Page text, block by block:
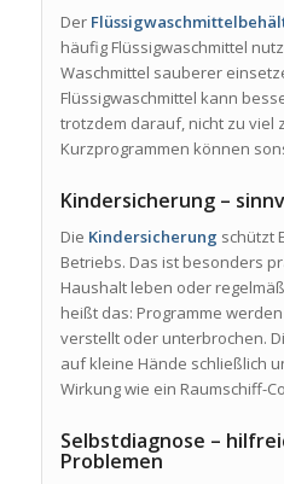
Der
häufig Flüssigwaschmittel
Waschmittel sauberer
Flüssigwaschmittel kann
trotzdem darauf, nicht zu viel
Kurzprogrammen können
Kindersicherung –
Die Kindersicherung schützt
Betriebs. Das ist besonders
Haushalt leben oder
heißt das: Programme
verstellt oder unterbrochen.
auf kleine Hände schließlich
Wirkung wie ein Raumschiff-
Selbstdiagnose –
Problemen